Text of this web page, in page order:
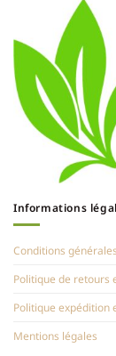
Informations
Conditions
Politique de retours
Politique expédition
Mentions légales